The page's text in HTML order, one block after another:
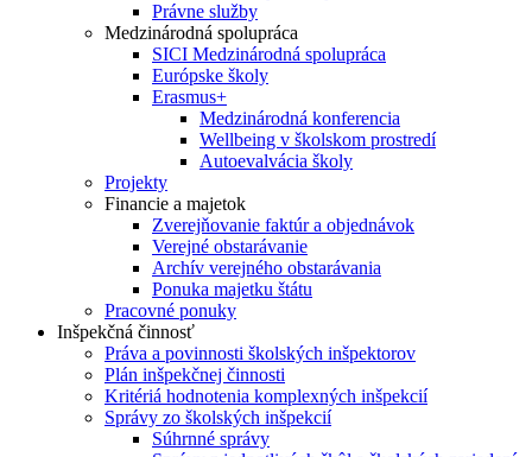
Právne služby
Medzinárodná spolupráca
SICI Medzinárodná spolupráca
Európske školy
Erasmus+
Medzinárodná konferencia
Wellbeing v školskom prostredí
Autoevalvácia školy
Projekty
Financie a majetok
Zverejňovanie faktúr a objednávok
Verejné obstarávanie
Archív verejného obstarávania
Ponuka majetku štátu
Pracovné ponuky
Inšpekčná činnosť
Práva a povinnosti školských inšpektorov
Plán inšpekčnej činnosti
Kritériá hodnotenia komplexných inšpekcií
Správy zo školských inšpekcií
Súhrnné správy